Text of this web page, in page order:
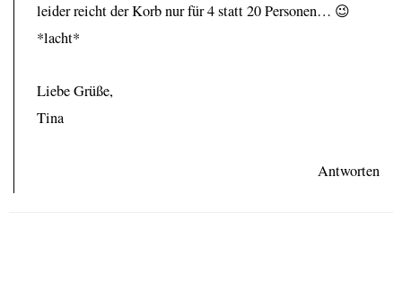
leider reicht der Korb nur für 4 statt 20 Personen… 😉
*lacht*
Liebe Grüße,
Tina
Antworten